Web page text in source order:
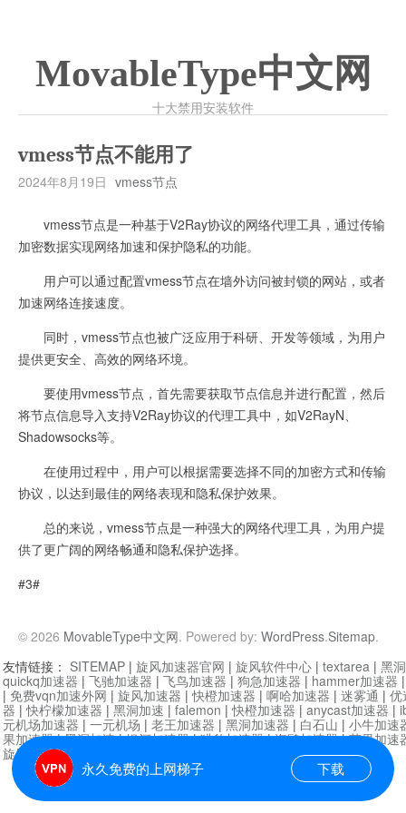
MovableType中文网
十大禁用安装软件
vmess节点不能用了
2024年8月19日 vmess节点
vmess节点是一种基于V2Ray协议的网络代理工具，通过传输
加密数据实现网络加速和保护隐私的功能。
用户可以通过配置vmess节点在墙外访问被封锁的网站，或者
加速网络连接速度。
同时，vmess节点也被广泛应用于科研、开发等领域，为用户
提供更安全、高效的网络环境。
要使用vmess节点，首先需要获取节点信息并进行配置，然后
将节点信息导入支持V2Ray协议的代理工具中，如V2RayN、
Shadowsocks等。
在使用过程中，用户可以根据需要选择不同的加密方式和传输
协议，以达到最佳的网络表现和隐私保护效果。
总的来说，vmess节点是一种强大的网络代理工具，为用户提
供了更广阔的网络畅通和隐私保护选择。
#3#
© 2026 MovableType中文网. Powered by: WordPress.Sitemap.
永久免费的上网梯子 下载
友情链接： SITEMAP | 旋风加速器官网 | 旋风软件中心 | textarea | 黑
quickq加速器 | 飞驰加速器 | 飞鸟加速器 | 狗急加速器 | hammer加速器
| 免费vqn加速外网 | 旋风加速器 |快橙加速器 | 啊哈加速器 | 迷雾通 | 优
器 |快柠檬加速器 | 黑洞加速 | falemon |快橙加速器 | anycast加速器 |
元机场加速器 | 一元机场 | 老王加速器 | 黑洞加速器 | 白石山 | 小牛加速
果加速器|黑洞加速|银河加速器|猎豹加速器|海鸥加速器|芒果加速
旋风加速器度器